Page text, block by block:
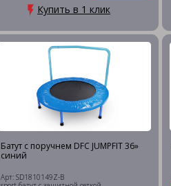
Купить в 1 клик
Батут с поручнем DFC JUMPFIT 36»
синий
Арт: SD1810149Z-B